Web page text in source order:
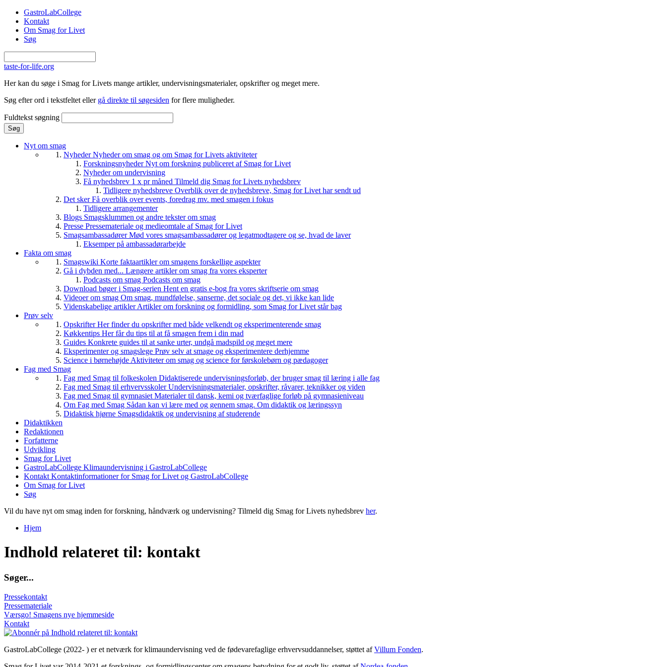
Gå til hovedindhold
GastroLabCollege
Kontakt
Om Smag for Livet
Søg
taste-for-life.org
Her kan du søge i Smag for Livets mange artikler, undervisningsmaterialer, opskrifter og meget mere.
Søg efter ord i tekstfeltet eller gå direkte til søgesiden for flere muligheder.
Fuldtekst søgning
Nyt om smag
NyhederNyheder om smag og om Smag for Livets aktiviteter
ForskningsnyhederNyt om forskning publiceret af Smag for Livet
Nyheder om undervisning
Få nyhedsbrev 1 x pr måned Tilmeld dig Smag for Livets nyhedsbrev
Tidligere nyhedsbreve Overblik over de nyhedsbreve, Smag for Livet har sendt ud
Det skerFå overblik over events, foredrag mv. med smagen i fokus
Tidligere arrangementer
Blogs Smagsklummen og andre tekster om smag
Presse Pressemateriale og medieomtale af Smag for Livet
SmagsambassadørerMød vores smagsambassadører og legatmodtagere og se, hvad de laver
Eksemper på ambassadørarbejde
Fakta om smag
Smagswiki Korte faktaartikler om smagens forskellige aspekter
Gå i dybden med... Længere artikler om smag fra vores eksperter
Podcasts om smag Podcasts om smag
Download bøger i Smag-serien Hent en gratis e-bog fra vores skriftserie om smag
Videoer om smag Om smag, mundfølelse, sanserne, det sociale og det, vi ikke kan lide
Videnskabelige artiklerArtikler om forskning og formidling, som Smag for Livet står bag
Prøv selv
OpskrifterHer finder du opskrifter med både velkendt og eksperimenterende smag
Køkkentips Her får du tips til at få smagen frem i din mad
Guides Konkrete guides til at sanke urter, undgå madspild og meget mere
Eksperimenter og smagslege Prøv selv at smage og eksperimentere derhjemme
Science i børnehøjde Aktiviteter om smag og science for førskolebørn og pædagoger
Fag med Smag
Fag med Smag til folkeskolen Didaktiserede undervisningsforløb, der bruger smag til læring i alle fag
Fag med Smag til erhvervsskolerUndervisningsmaterialer, opskrifter, råvarer, teknikker og viden
Fag med Smag til gymnasiet Materialer til dansk, kemi og tværfaglige forløb på gymnasieniveau
Om Fag med Smag Sådan kan vi lære med og gennem smag. Om didaktik og læringssyn
Didaktisk hjørne Smagsdidaktik og undervisning af studerende
Didaktikken
Redaktionen
Forfatterne
Udvikling
Smag for Livet
GastroLabCollege Klimaundervisning i GastroLabCollege
Kontakt Kontaktinformationer for Smag for Livet og GastroLabCollege
Om Smag for Livet
Søg
Vil du have nyt om smag inden for forskning, håndværk og undervisning? Tilmeld dig Smag for Livets nyhedsbrev her.
Hjem
Indhold relateret til: kontakt
Søger...
Pressekontakt
Pressemateriale
Værsgo! Smagens nye hjemmeside
Kontakt
GastroLabCollege (2022- ) er et netværk for klimaundervisning ved de fødevarefaglige erhvervsuddannelser, støttet afVillum Fonden.